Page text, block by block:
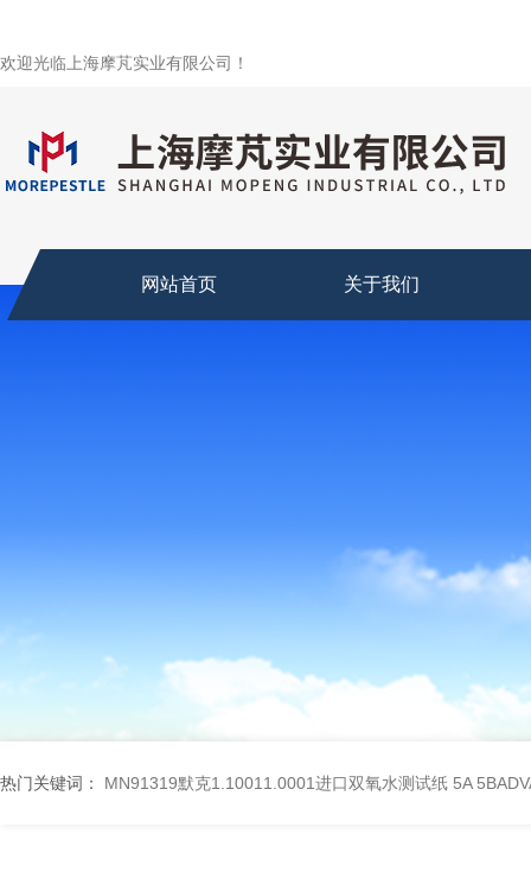
欢迎光临上海摩芃实业有限公司！
网站首页 关于我们
热门关键词： MN91319默克1.10011.0001进口双氧水测试纸 5A